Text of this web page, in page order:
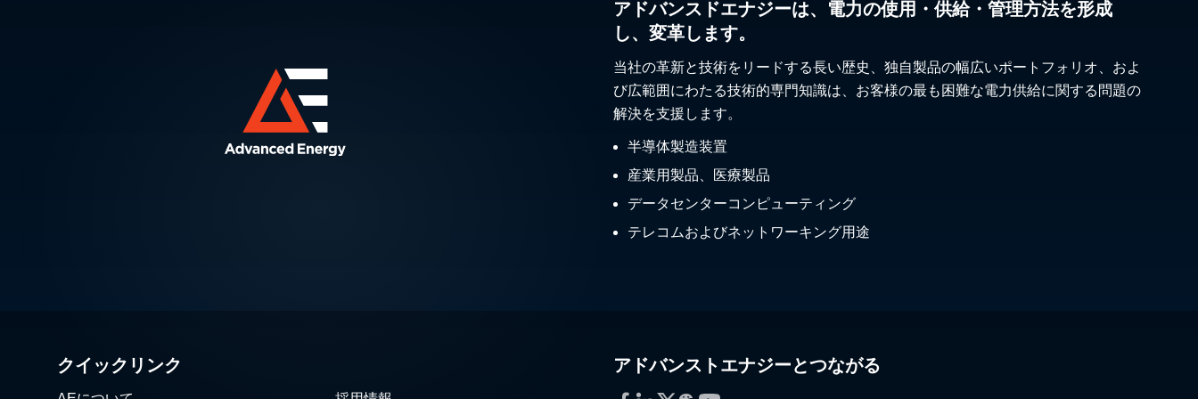
アドバンスドエナジーは、電力の使用・供給・管理方法を形成
し、変革します。
当社の革新と技術をリードする長い歴史、独自製品の幅広いポートフォリオ、およ
び広範囲にわたる技術的専門知識は、お客様の最も困難な電力供給に関する問題の
解決を支援します。
半導体製造装置
産業用製品、医療製品
データセンターコンピューティング
テレコムおよびネットワーキング用途
クイックリンク アドバンストエナジーとつながる